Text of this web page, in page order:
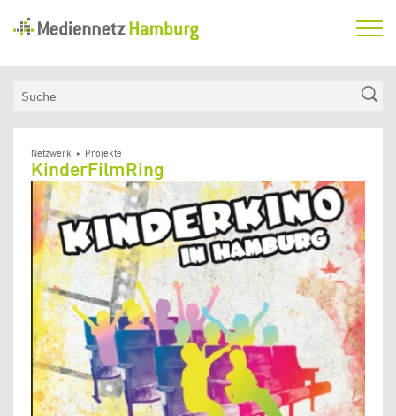
Hamburg
Aktuelles
Medienkompetenzfonds
Verein
Netzwerk Projekte
KinderFilmRing